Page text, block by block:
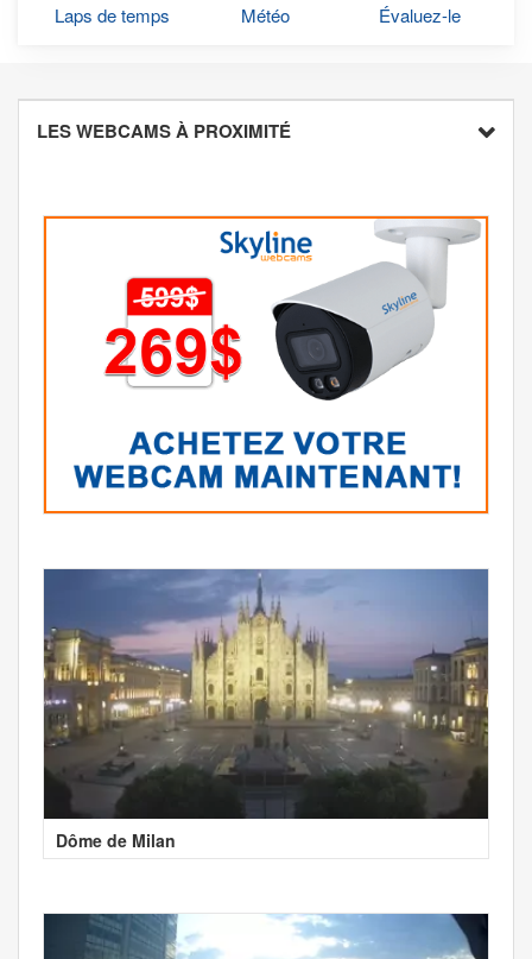
Laps de temps Météo Évaluez-le
LES WEBCAMS À PROXIMITÉ
Dôme de Milan